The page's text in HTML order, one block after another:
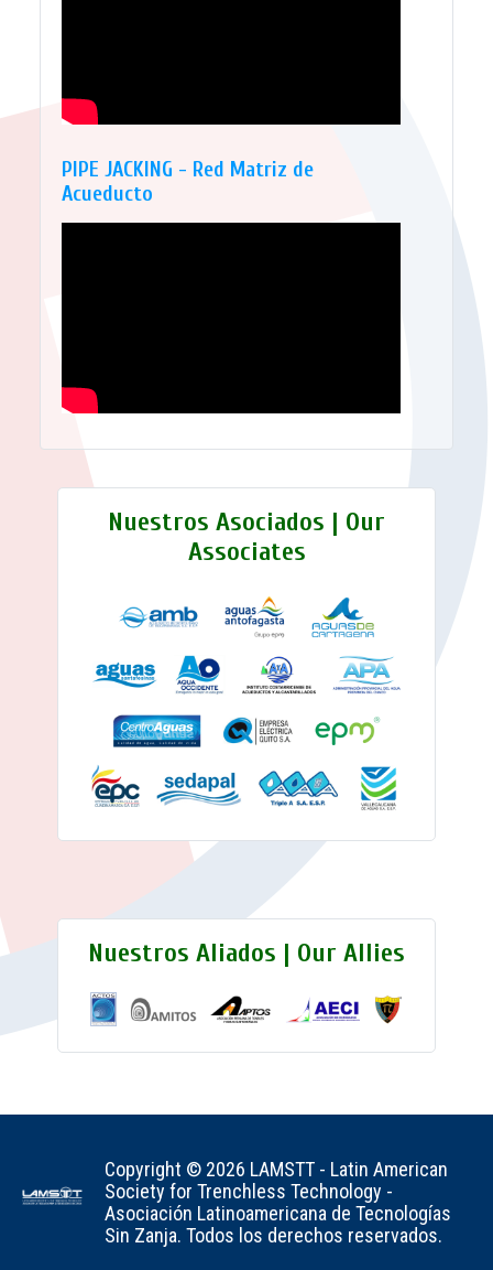
PIPE JACKING - Red Matriz de
Acueducto
Nuestros Asociados | Our
Associates
Nuestros Aliados | Our Allies
Copyright © 2026 LAMSTT - Latin American
Society for Trenchless Technology -
Asociación Latinoamericana de Tecnologías
Sin Zanja. Todos los derechos reservados.